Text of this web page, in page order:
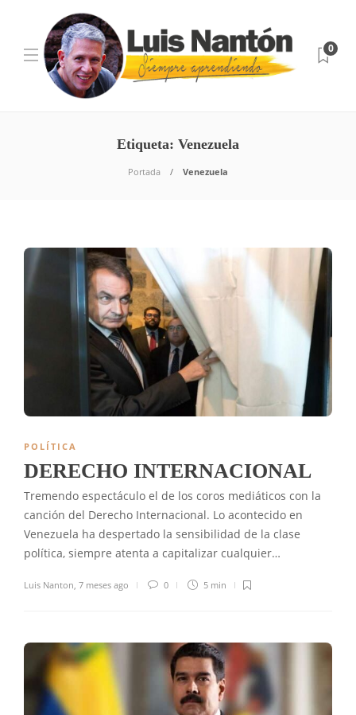
0
Etiqueta: Venezuela
Portada Venezuela
POLÍTICA
DERECHO INTERNACIONAL
Tremendo espectáculo el de los coros mediáticos con la
canción del Derecho Internacional. Lo acontecido en
Venezuela ha despertado la sensibilidad de la clase
política, siempre atenta a capitalizar cualquier…
Luis Nanton 7 meses ago 0 5 min